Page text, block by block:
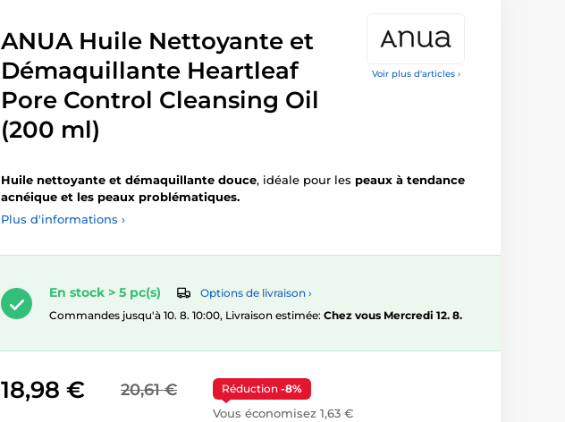
Voir plus d'articles ›
ANUA Huile Nettoyante et
Démaquillante Heartleaf
Pore Control Cleansing Oil
(200 ml)
Huile nettoyante et démaquillante douce, idéale pour les peaux à tendance
acnéique et les peaux problématiques.
Plus d'informations ›
En stock > 5 pc(s)
Options de livraison ›
Commandes jusqu'à 10. 8. 10:00, Livraison estimée: Chez vous Mercredi 12. 8.
20,61 €
18,98 € Réduction -8%
Vous économisez 1,63 €